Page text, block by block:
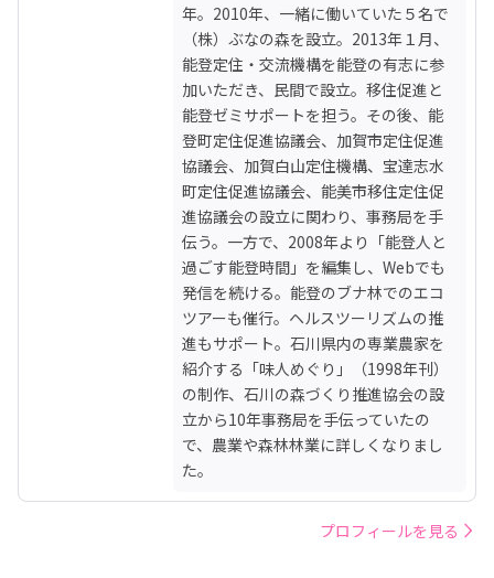
年。2010年、一緒に働いていた５名で
（株）ぶなの森を設立。2013年１月、
能登定住・交流機構を能登の有志に参
加いただき、民間で設立。移住促進と
能登ゼミサポートを担う。その後、能
登町定住促進協議会、加賀市定住促進
協議会、加賀白山定住機構、宝達志水
町定住促進協議会、能美市移住定住促
進協議会の設立に関わり、事務局を手
伝う。一方で、2008年より「能登人と
過ごす能登時間」を編集し、Webでも
発信を続ける。能登のブナ林でのエコ
ツアーも催行。ヘルスツーリズムの推
進もサポート。石川県内の専業農家を
紹介する「味人めぐり」（1998年刊）
の制作、石川の森づくり推進協会の設
立から10年事務局を手伝っていたの
で、農業や森林林業に詳しくなりまし
た。
プロフィールを見る